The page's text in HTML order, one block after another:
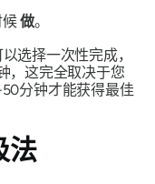
候做。
选择一次性完成，
，这完全取决于您
分钟才能获得最佳
法